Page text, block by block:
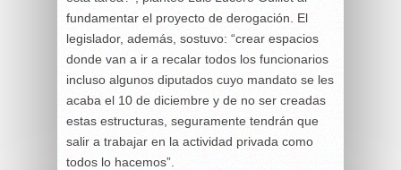
fundamentar el proyecto de derogación. El
legislador, además, sostuvo: “crear espacios
donde van a ir a recalar todos los funcionarios
incluso algunos diputados cuyo mandato se les
acaba el 10 de diciembre y de no ser creadas
estas estructuras, seguramente tendrán que
salir a trabajar en la actividad privada como
todos lo hacemos”.